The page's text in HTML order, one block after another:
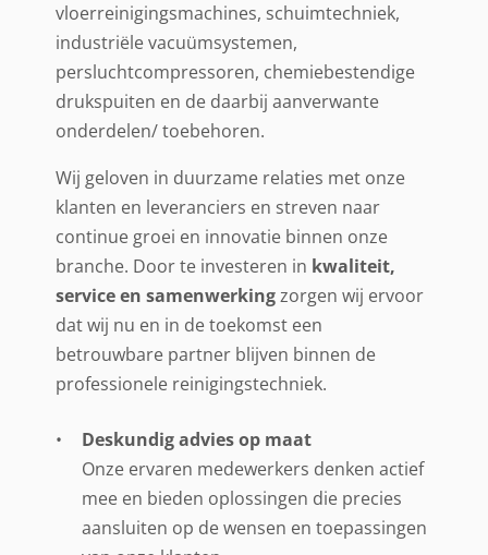
vloerreinigingsmachines, schuimtechniek,
industriële vacuümsystemen,
persluchtcompressoren, chemiebestendige
drukspuiten en de daarbij aanverwante
onderdelen/ toebehoren.
Wij geloven in duurzame relaties met onze
klanten en leveranciers en streven naar
continue groei en innovatie binnen onze
branche. Door te investeren in kwaliteit,
service en samenwerkingzorgen wij ervoor
dat wij nu en in de toekomst een
betrouwbare partner blijven binnen de
professionele reinigingstechniek.
Deskundig advies op maat
Onze ervaren medewerkers denken actief
mee en bieden oplossingen die precies
aansluiten op de wensen en toepassingen